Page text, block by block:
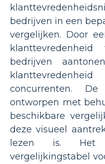
bedrijven in een
vergelijken. Door
bedrijven
concurrenten.
ontworpen met
beschikbare
deze visueel
lezen is. Het
vergelijkingstabel